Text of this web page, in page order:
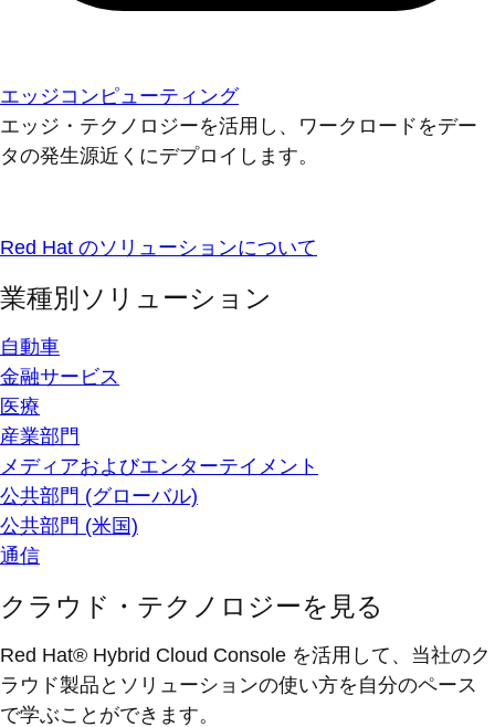
エッジコンピューティング
エッジ・テクノロジーを活用し、ワークロードをデー
タの発生源近くにデプロイします。
Red Hat のソリューションについて
業種別ソリューション
自動車
金融サービス
医療
産業部門
メディアおよびエンターテイメント
公共部門 (グローバル)
公共部門 (米国)
通信
クラウド・テクノロジーを見る
Red Hat® Hybrid Cloud Console を活用して、当社のク
ラウド製品とソリューションの使い方を自分のペース
で学ぶことができます。